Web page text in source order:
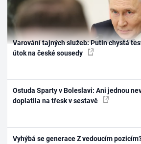
Varování tajných služeb: Putin chystá
útok na české sousedy
Ostuda Sparty v Boleslavi: Ani jednou
doplatila na třesk v sestavě
Vyhýbá se generace Z vedoucím